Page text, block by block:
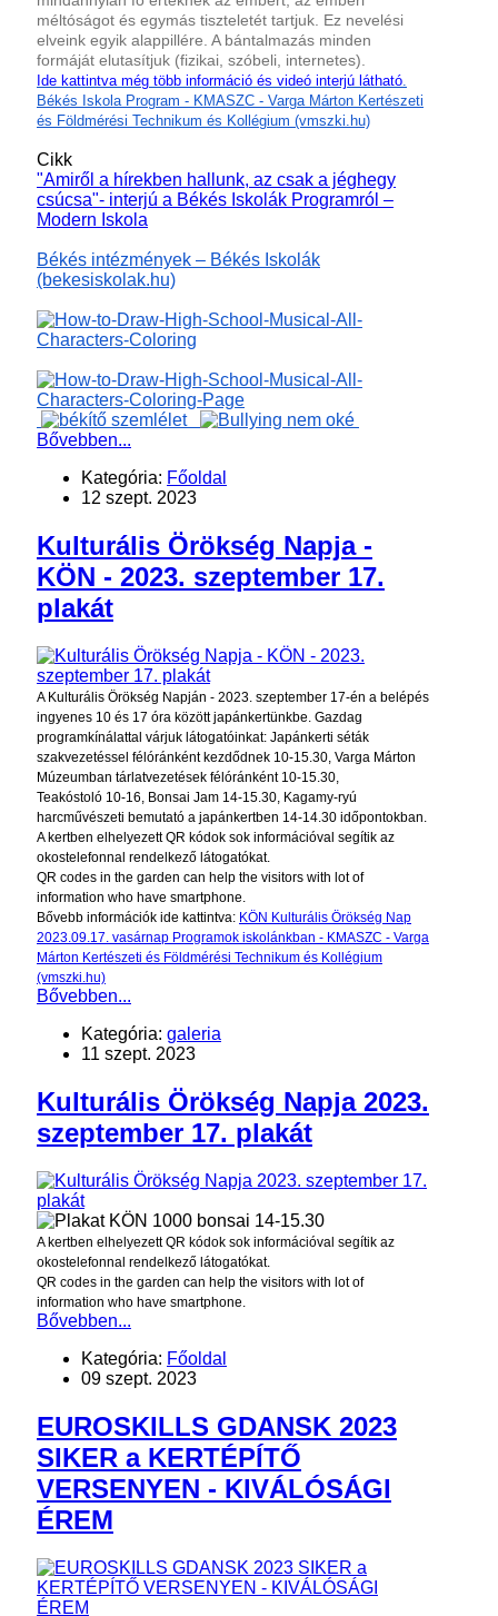
méltóságot és egymás tiszteletét tartjuk. Ez nevelési
elveink egyik alappillére. A bántalmazás minden
formáját elutasítjuk (fizikai, szóbeli, internetes).
Ide kattintva még több információ és videó interjú látható.
Békés Iskola Program - KMASZC - Varga Márton Kertészeti
és Földmérési Technikum és Kollégium (vmszki.hu)
Cikk
"Amiről a hírekben hallunk, az csak a jéghegy
csúcsa"- interjú a Békés Iskolák Programról –
Modern Iskola
Békés intézmények – Békés Iskolák
(bekesiskolak.hu)
Bővebben...
Kategória: Főoldal
12 szept. 2023
Kulturális Örökség Napja -
KÖN - 2023. szeptember 17.
plakát
A Kulturális Örökség Napján - 2023. szeptember 17-én a belépés
ingyenes 10 és 17 óra között japánkertünkbe. Gazdag
programkínálattal várjuk látogatóinkat: Japánkerti séták
szakvezetéssel félóránként kezdődnek 10-15.30, Varga Márton
Múzeumban tárlatvezetések félóránként 10-15.30,
Teakóstoló 10-16, Bonsai Jam 14-15.30, Kagamy-ryú
harcművészeti bemutató a japánkertben 14-14.30 időpontokban.
A kertben elhelyezett QR kódok sok információval segítik az
okostelefonnal rendelkező látogatókat.
QR codes in the garden can help the visitors with lot of
information who have smartphone.
Bővebb információk ide kattintva: KÖN Kulturális Örökség Nap
2023.09.17. vasárnap Programok iskolánkban - KMASZC - Varga
Márton Kertészeti és Földmérési Technikum és Kollégium
(vmszki.hu)
Bővebben...
Kategória: galeria
11 szept. 2023
Kulturális Örökség Napja 2023.
szeptember 17. plakát
A kertben elhelyezett QR kódok sok információval segítik az
okostelefonnal rendelkező látogatókat.
QR codes in the garden can help the visitors with lot of
information who have smartphone.
Bővebben...
Kategória: Főoldal
09 szept. 2023
EUROSKILLS GDANSK 2023
SIKER a KERTÉPÍTŐ
VERSENYEN - KIVÁLÓSÁGI
ÉREM